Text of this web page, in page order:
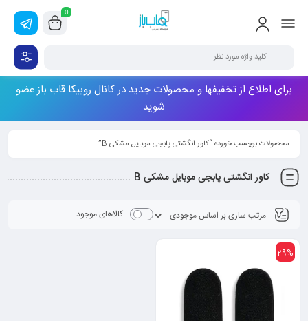
0
برای اطلاع از تخفیفها و محصولات جدید در کانال روبیکا قاب باز عضو
شوید
محصولات برچسب خورده “کاور انگشتی پابجی موبایل مشکی B”
کاور انگشتی پابجی موبایل مشکی B
کالاهای موجود
29%